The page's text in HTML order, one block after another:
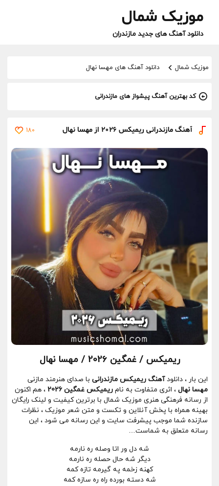
موزیک شمال
دانلود آهنگ های جدید مازندران
موزیک شمال دانلود آهنگ های مهسا نهال
کد بهترین آهنگ پیشواز های مازندرانی
آهنگ مازندرانی ریمیکس 2026 از مهسا نهال 180
ریمیکس / غمگین 2026 / مهسا نهال
این بار ، دانلودآهنگ ریمیکس مازندرانی با صدای هنرمند مازنی
مهسا نهال ، اثری متفاوت به نام ریمیکس غمگین 2026
، هم اکنون
از رسانه فرهنگی هنری موزیک شمال با برترین کیفیت و لینک رایگان
بهینه همراه با پخش آنلاین و تکست و متن شعر موزیک ، نظرات
سازنده شما موجب پیشرفت سایت و این رسانه می شود ، این
رسانه متعلق به شماست…
شه دل ور اتا وصله ره نارمه
دیگر شه حال حصله ره نارمه
کهنه زخمه په گیرمه تازه کمه
شه دسته بورده راه ره سازه کمه